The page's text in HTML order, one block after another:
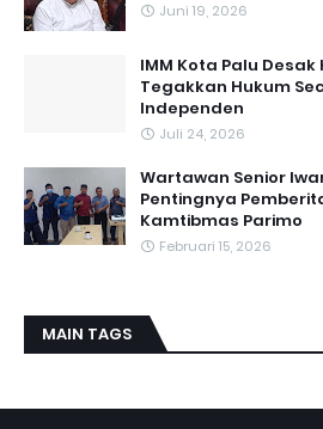
Juni 19, 2026
IMM Kota Palu
Tegakkan Hukum
Independen
Juli 24, 2026
Wartawan Senior
Pentingnya
Kamtibmas Parimo
Februari 15, 2026
MAIN TAGS